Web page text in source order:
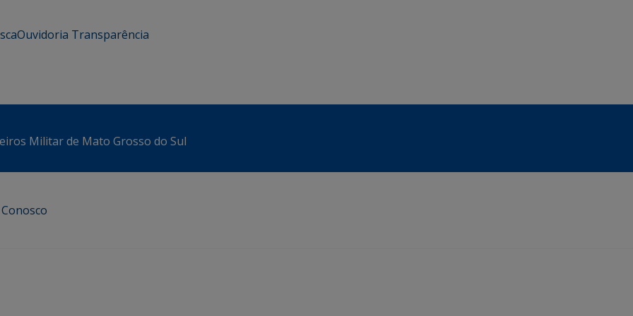
Ouvidoria Transparência
Militar de Mato Grosso do Sul